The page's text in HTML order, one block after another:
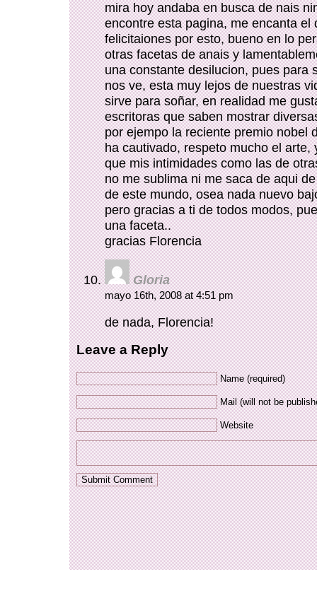
mira hoy andaba en busca de nais
encontre esta pagina, me encanta el
felicitaiones por esto, bueno en lo
otras facetas de anais y
una constante desilucion, pues para
nos ve, esta muy lejos de nuestras
sirve para soñar, en realidad me
escritoras que saben mostrar
por ejempo la reciente premio nobel
ha cautivado, respeto mucho el arte,
que mis intimidades como las de
no me sublima ni me saca de aqui
de este mundo, osea nada nuevo
pero gracias a ti de todos modos,
una faceta..
gracias Florencia
Gloria
mayo 16th, 2008 at 4:51 pm
de nada, Florencia!
Leave a Reply
Name (required)
Mail (will not be
Website